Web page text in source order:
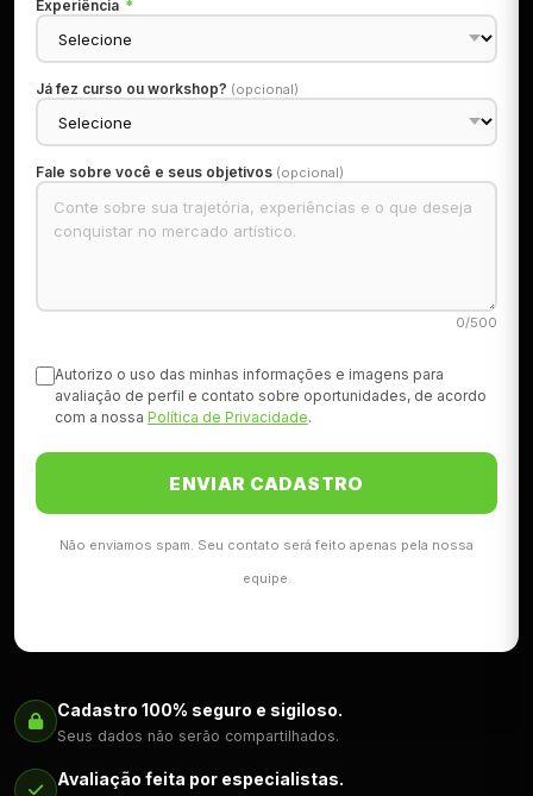
Experiência *
Já fez curso ou workshop? (opcional)
Fale sobre você e seus objetivos (opcional)
0/500
Autorizo o uso das minhas informações e imagens para
avaliação de perfil e contato sobre oportunidades, de acordo
com a nossa Política de Privacidade.
ENVIAR CADASTRO
Não enviamos spam. Seu contato será feito apenas pela nossa
equipe.
Cadastro 100% seguro e sigiloso.
Seus dados não serão compartilhados.
Avaliação feita por especialistas.